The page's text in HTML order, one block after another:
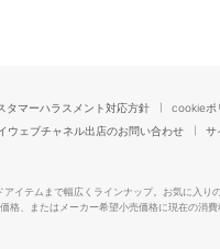
タマーハラスメント対応方針 cookieポ
ウェブチャネル出店のお問い合わせ サ
イテムまで幅広くラインナップ。お気に入
格、またはメーカー希望小売価格に現在の消